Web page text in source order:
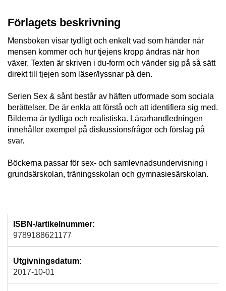
Förlagets beskrivning
Mensboken visar tydligt och enkelt vad som händer när
mensen kommer och hur tjejens kropp ändras när hon
växer. Texten är skriven i du-form och vänder sig på så sätt
direkt till tjejen som läser/lyssnar på den.
Serien Sex & sånt består av häften utformade som sociala
berättelser. De är enkla att förstå och att identifiera sig med.
Bilderna är tydliga och realistiska. Lärarhandledningen
innehåller exempel på diskussionsfrågor och förslag på
svar.
Böckerna passar för sex- och samlevnadsundervisning i
grundsärskolan, träningsskolan och gymnasiesärskolan.
ISBN-/artikelnummer:
9789188621177
Utgivningsdatum:
2017-10-01